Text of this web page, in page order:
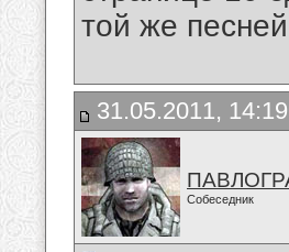
той же
31.05.2011, 14:19
Собеседник